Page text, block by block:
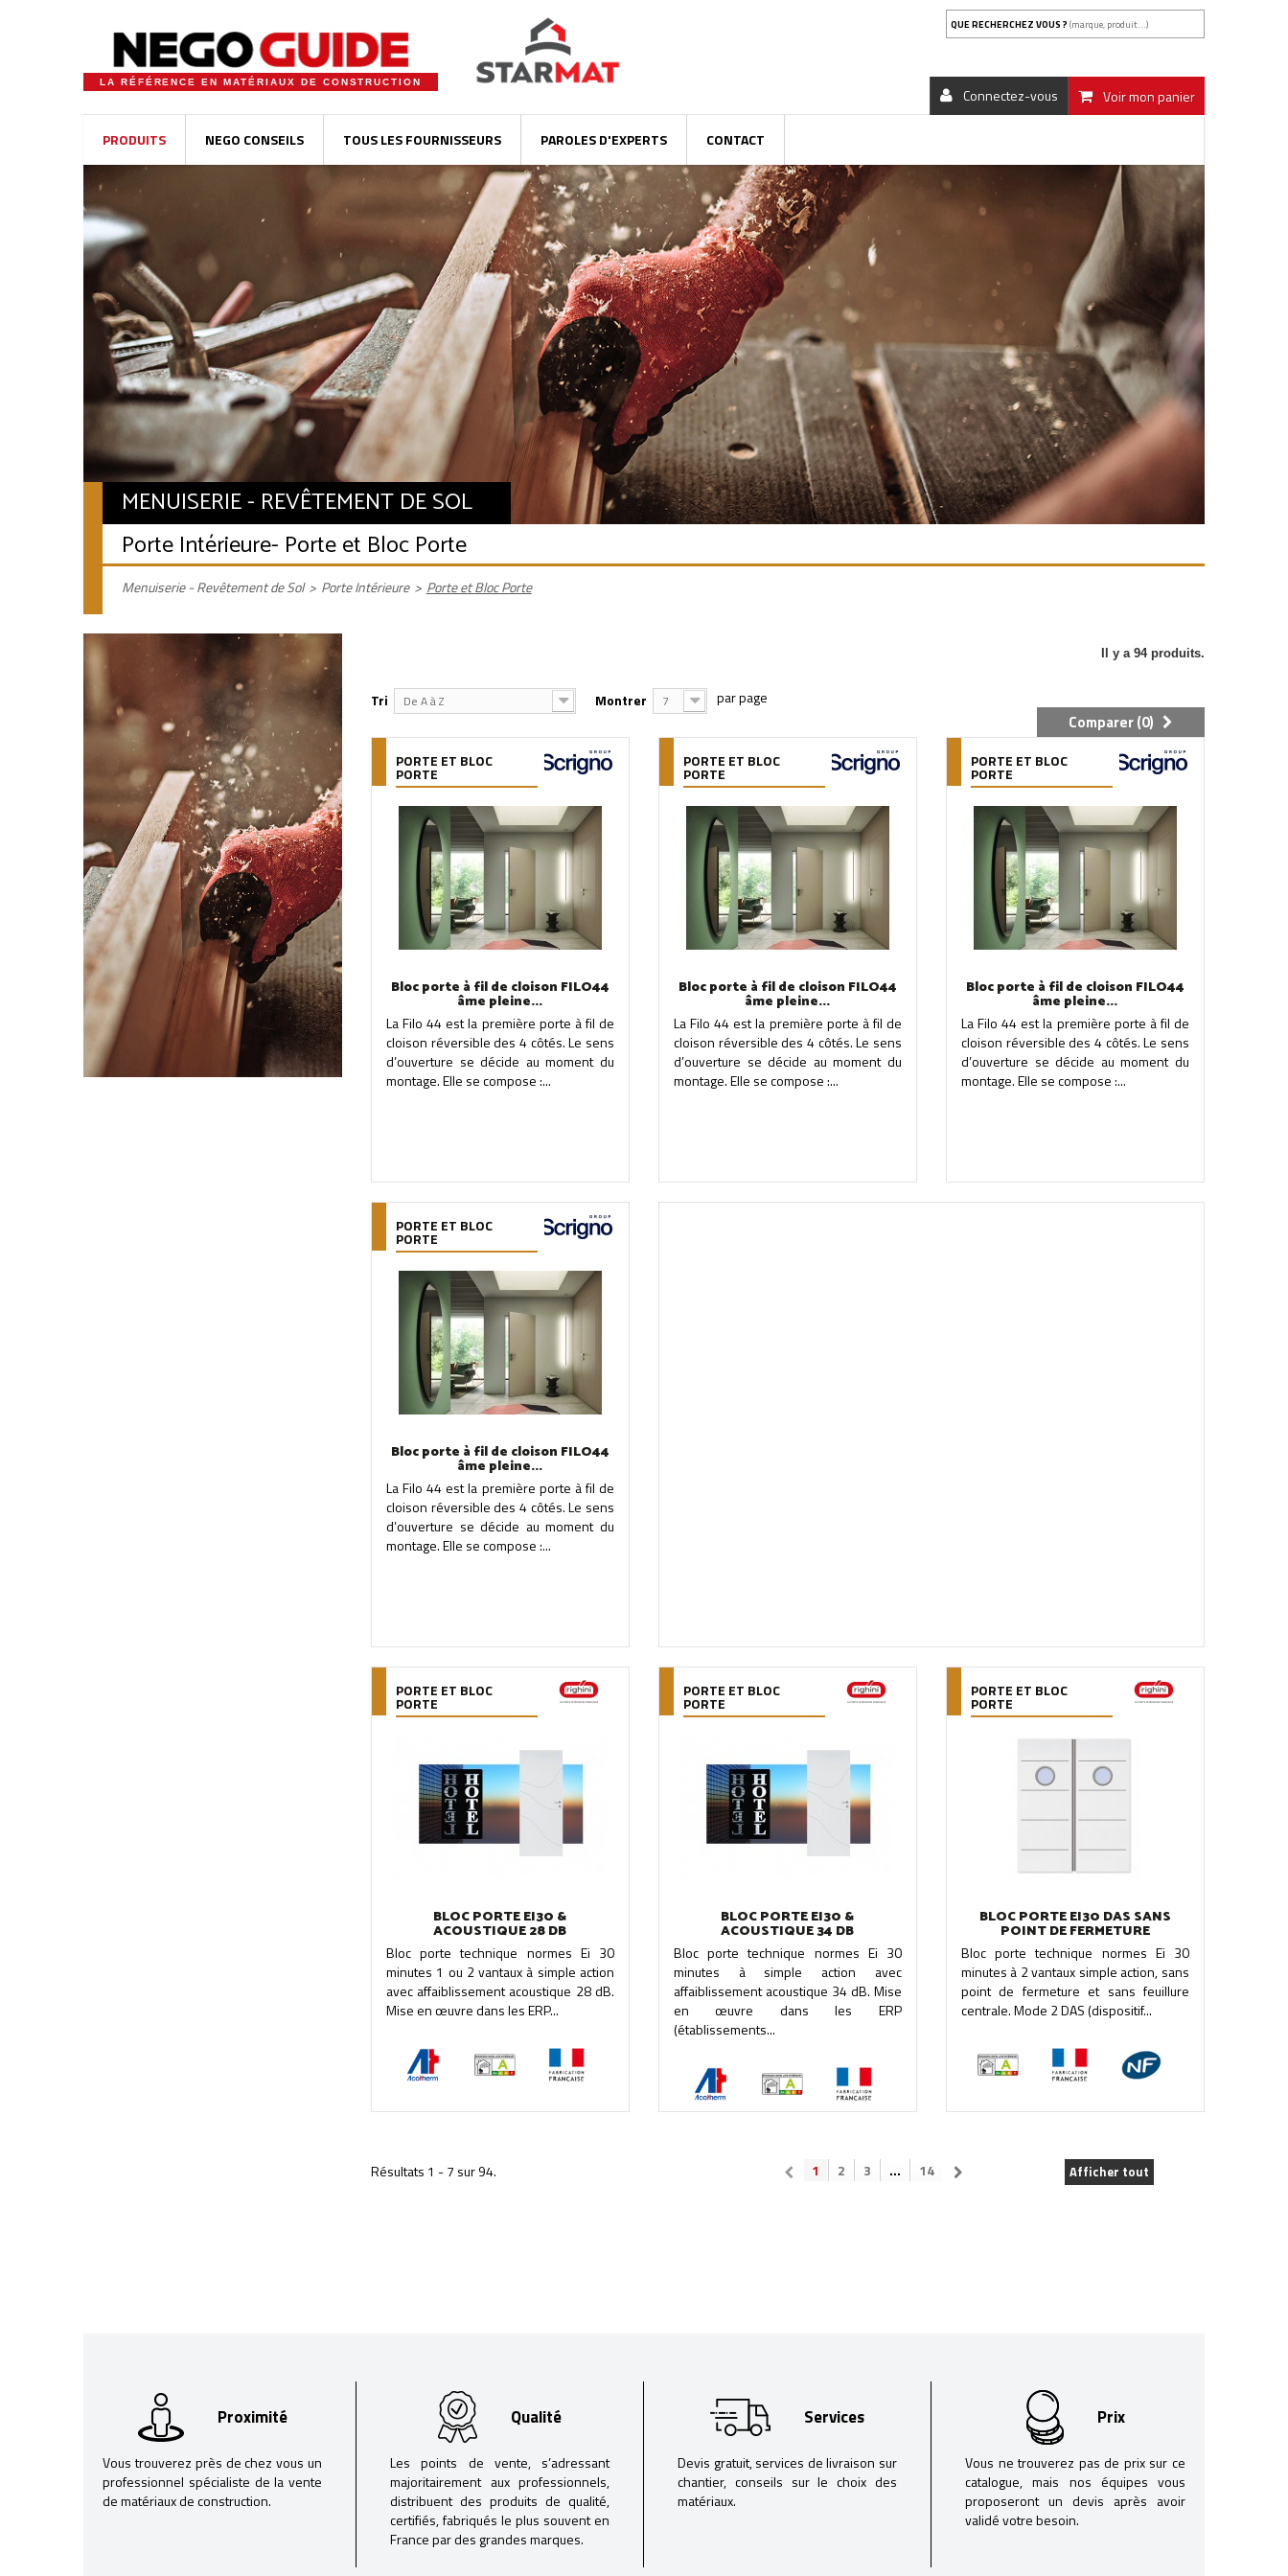
LA RÉFÉRENCE EN MATÉRIAUX DE CONSTRUCTION
QUE RECHERCHEZ VOUS ? (marque, produit...)
Voir mon panier
Connectez-vous
PRODUITS NEGO CONSEILS TOUS LES FOURNISSEURS PAROLES D'EXPERTS CONTACT
MENUISERIE - REVÊTEMENT DE SOL
Porte Intérieure- Porte et Bloc Porte
Menuiserie - Revêtement de Sol > Porte Intérieure > Porte et Bloc Porte
Il y a 94 produits.
Tri De A à Z Montrer 7
Comparer (0)
PORTE ET BLOC
PORTE
Bloc porte à fil de cloison FILO44
âme pleine...
La Filo 44 est la première porte à fil de
cloison réversible des 4 côtés. Le sens
d’ouverture se décide au moment du
montage. Elle se compose :...
PORTE ET BLOC
PORTE
Bloc porte à fil de cloison FILO44
âme pleine...
La Filo 44 est la première porte à fil de
cloison réversible des 4 côtés. Le sens
d’ouverture se décide au moment du
montage. Elle se compose :...
PORTE ET BLOC
PORTE
Bloc porte à fil de cloison FILO44
âme pleine...
La Filo 44 est la première porte à fil de
cloison réversible des 4 côtés. Le sens
d’ouverture se décide au moment du
montage. Elle se compose :...
PORTE ET BLOC
PORTE
Bloc porte à fil de cloison FILO44
âme pleine...
La Filo 44 est la première porte à fil de
cloison réversible des 4 côtés. Le sens
d’ouverture se décide au moment du
montage. Elle se compose :...
PORTE ET BLOC
PORTE
BLOC PORTE EI30 &
ACOUSTIQUE 28 DB
Bloc porte technique normes Ei 30
minutes 1 ou 2 vantaux à simple action
avec affaiblissement acoustique 28 dB.
Mise en œuvre dans les ERP...
PORTE ET BLOC
PORTE
BLOC PORTE EI30 &
ACOUSTIQUE 34 DB
Bloc porte technique normes Ei 30
minutes à simple action avec
affaiblissement acoustique 34 dB. Mise
en œuvre dans les ERP
(établissements...
PORTE ET BLOC
PORTE
BLOC PORTE EI30 DAS SANS
POINT DE FERMETURE
Bloc porte technique normes Ei 30
minutes à 2 vantaux simple action, sans
point de fermeture et sans feuillure
centrale. Mode 2 DAS (dispositif...
Afficher tout
1 2 3 ... 14
Résultats 1 - 7 sur 94.
Proximité
Vous trouverez près de chez vous un
professionnel spécialiste de la vente
de matériaux de construction.
Qualité
Les points de vente, s’adressant
majoritairement aux professionnels,
distribuent des produits de qualité,
certifiés, fabriqués le plus souvent en
France par des grandes marques.
Services
Devis gratuit, services de livraison sur
chantier, conseils sur le choix des
matériaux.
Prix
Vous ne trouverez pas de prix sur ce
catalogue, mais nos équipes vous
proposeront un devis après avoir
validé votre besoin.